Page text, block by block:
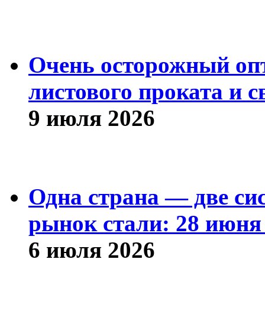
Очень осторожный
листового проката и
9 июля 2026
Одна страна — две
рынок стали: 28
6 июля 2026